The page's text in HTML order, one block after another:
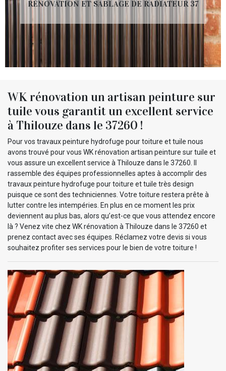
RÉNOVATION ET SABLAGE DE RADIATEUR 37
WK rénovation un artisan peinture sur
tuile vous garantit un excellent service
à Thilouze dans le 37260 !
Pour vos travaux peinture hydrofuge pour toiture et tuile nous
avons trouvé pour vous WK rénovation artisan peinture sur tuile et
vous assure un excellent service à Thilouze dans le 37260. Il
rassemble des équipes professionnelles aptes à accomplir des
travaux peinture hydrofuge pour toiture et tuile très design
puisque ce sont des techniciennes. Votre toiture restera prête à
lutter contre les intempéries. En plus en ce moment les prix
deviennent au plus bas, alors qu’est-ce que vous attendez encore
là ? Venez vite chez WK rénovation à Thilouze dans le 37260 et
prenez contact avec ses équipes. Réclamez votre devis si vous
souhaitez profiter ses services pour le bien de votre toiture !